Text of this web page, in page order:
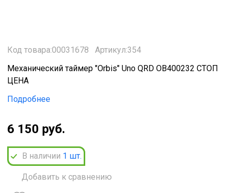
Код товара:00031678
Артикул:354
Механический таймер "Orbis" Uno QRD OB400232 СТОП
ЦЕНА
Подробнее
6 150 руб.
В наличии 1 шт.
Добавить к сравнению